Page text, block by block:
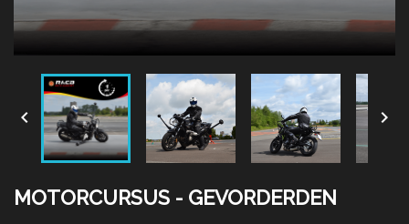
 
MOTORCURSUS - GEVORDERDEN